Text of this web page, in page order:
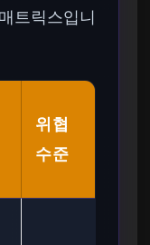
트릭스입니
위협
수준